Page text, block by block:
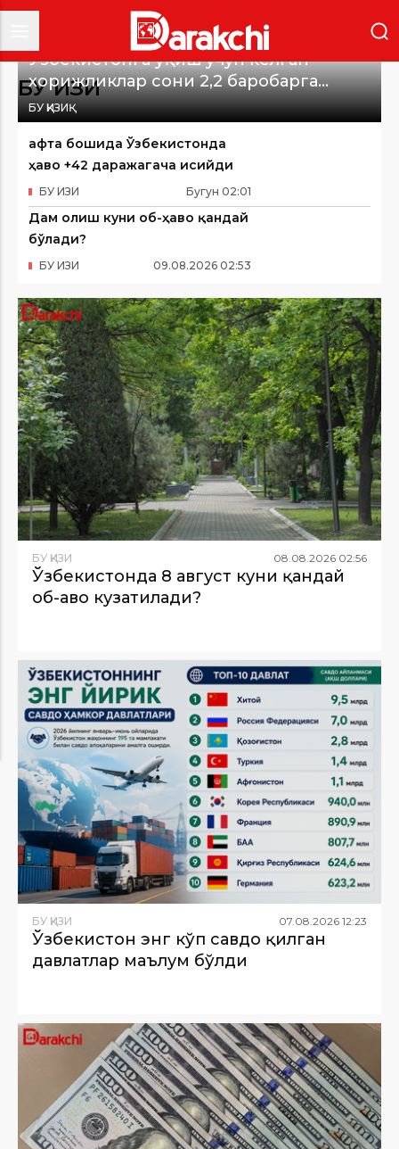
БУ ҚИЗИҚ
Ўзбекистонга ўқиш учун келган
хорижликлар сони 2,2 баробарга
ошди
БУ ҚИЗИҚ
Ҳафта бошида Ўзбекистонда
ҳаво +42 даражагача исийди
Бугун 02:01
БУ ҚИЗИҚ
Дам олиш куни об-ҳаво қандай
бўлади?
09.08.2026 02:53
БУ ҚИЗИҚ
БУ ҚИЗИҚ 08.08.2026 02:56
Ўзбекистонда 8 август куни қандай
об-ҳаво кузатилади?
БУ ҚИЗИҚ 07 08 2026 12:23
Ўзбекистон энг кўп савдо қилган
давлатлар маълум бўлди